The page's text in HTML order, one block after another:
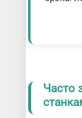
Часто